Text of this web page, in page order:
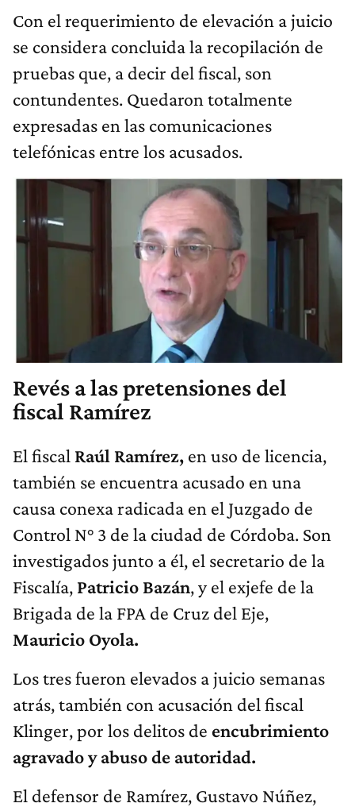
Con el requerimiento de elevación a juicio
se considera concluida la recopilación de
pruebas que, a decir del fiscal, son
contundentes. Quedaron totalmente
expresadas en las comunicaciones
telefónicas entre los acusados.
Revés a las pretensiones del
fiscal Ramírez
El fiscal Raúl Ramírez, en uso de licencia,
también se encuentra acusado en una
causa conexa radicada en el Juzgado de
Control N° 3 de la ciudad de Córdoba. Son
investigados junto a él, el secretario de la
Fiscalía, Patricio Bazán, y el exjefe de la
Brigada de la FPA de Cruz del Eje,
Mauricio Oyola.
Los tres fueron elevados a juicio semanas
atrás, también con acusación del fiscal
Klinger, por los delitos de encubrimiento
agravado y abuso de autoridad.
El defensor de Ramírez, Gustavo Núñez,